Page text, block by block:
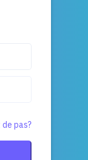
pas?